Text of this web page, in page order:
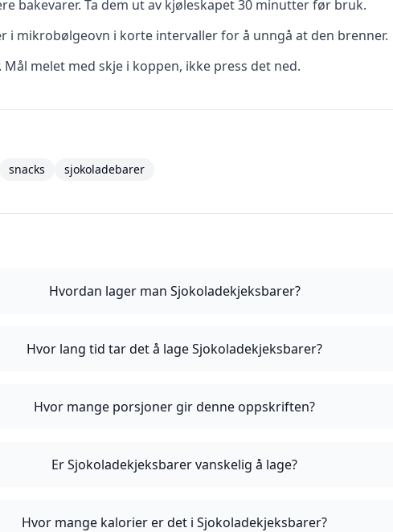
bakevarer. Ta dem ut av kjøleskapet 30 minutter før bruk.
i mikrobølgeovn i korte intervaller for å unngå at den brenner.
melet med skje i koppen, ikke press det ned.
snacks sjokoladebarer
Hvordan lager man Sjokoladekjeksbarer?
Hvor lang tid tar det å lage Sjokoladekjeksbarer?
Hvor mange porsjoner gir denne oppskriften?
Er Sjokoladekjeksbarer vanskelig å lage?
Hvor mange kalorier er det i Sjokoladekjeksbarer?